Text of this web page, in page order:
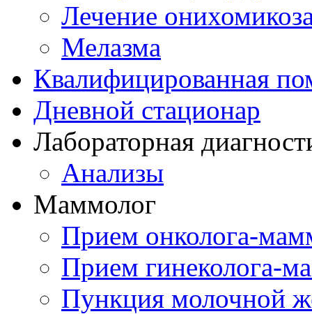
Лечение
Мелазма
Квалифицированная
Дневной стационар
Лабораторная
Анализы
Маммолог
Прием онколога-
Прием гинеколога-
Пункция молочной